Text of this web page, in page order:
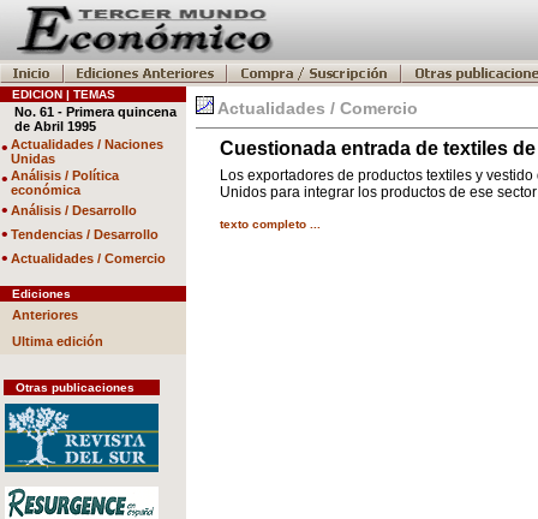
EDICION | TEMAS
No. 61 - Primera quincena
de Abril 1995
• Actualidades / Naciones
Unidas
• Análisis / Política
económica
• Análisis / Desarrollo
• Tendencias / Desarrollo
• Actualidades / Comercio
Ediciones
Anteriores
Ultima edición
Otras publicaciones
Actualidades / Comercio
Cuestionada entrada de textiles
Los exportadores de productos textiles y
Unidos para integrar los productos de ese
texto completo ...